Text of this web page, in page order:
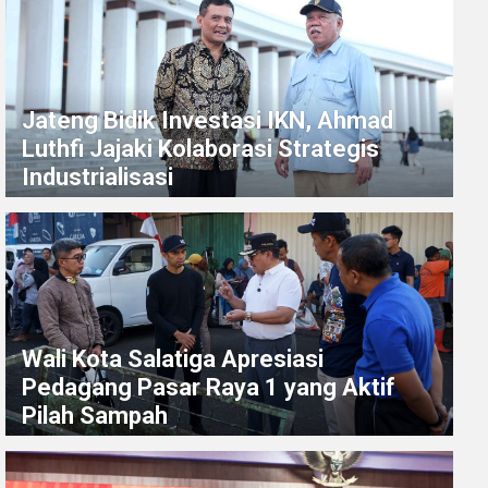
Jateng Bidik Investasi IKN, Ahmad
Luthfi Jajaki Kolaborasi Strategis
Industrialisasi
Wali Kota Salatiga Apresiasi
Pedagang Pasar Raya 1 yang Aktif
Pilah Sampah